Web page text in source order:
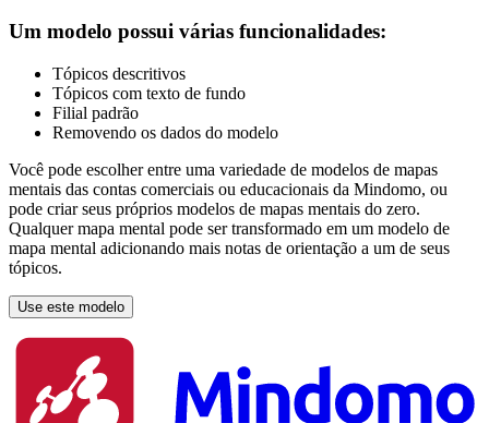
Um modelo possui várias funcionalidades:
Tópicos descritivos
Tópicos com texto de fundo
Filial padrão
Removendo os dados do modelo
Você pode escolher entre uma variedade de modelos de mapas
mentais das contas comerciais ou educacionais da Mindomo, ou
pode criar seus próprios modelos de mapas mentais do zero.
Qualquer mapa mental pode ser transformado em um modelo de
mapa mental adicionando mais notas de orientação a um de seus
tópicos.
Use este modelo